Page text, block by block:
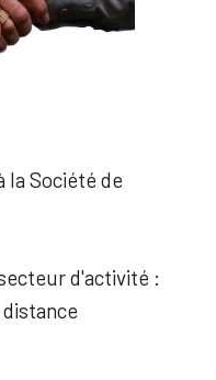
Société de
d'activité :